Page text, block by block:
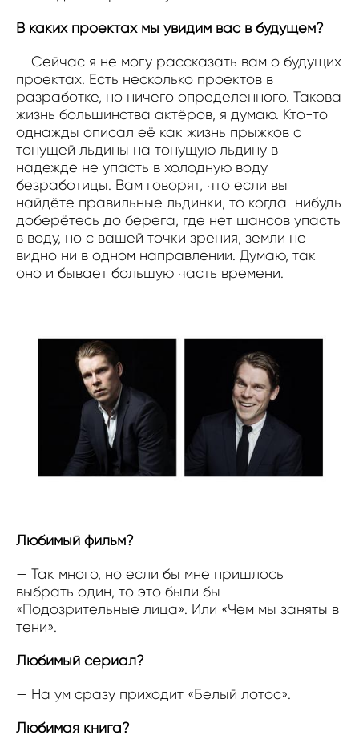
В каких проектах мы увидим вас в будущем?
— Сейчас я не могу рассказать вам о будущих
проектах. Есть несколько проектов в
разработке, но ничего определенного. Такова
жизнь большинства актёров, я думаю. Кто-то
однажды описал её как жизнь прыжков с
тонущей льдины на тонущую льдину в
надежде не упасть в холодную воду
безработицы. Вам говорят, что если вы
найдёте правильные льдинки, то когда-нибудь
доберётесь до берега, где нет шансов упасть
в воду, но с вашей точки зрения, земли не
видно ни в одном направлении. Думаю, так
оно и бывает большую часть времени.
Любимый фильм?
— Так много, но если бы мне пришлось
выбрать один, то это были бы
«Подозрительные лица». Или «Чем мы заняты в
тени».
Любимый сериал?
— На ум сразу приходит «Белый лотос».
Любимая книга?